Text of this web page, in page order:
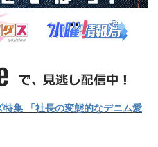
集 「社長の変態的なデニム愛